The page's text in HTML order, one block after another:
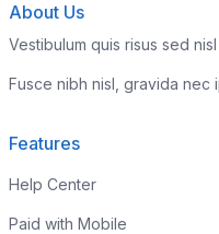
About Us
Vestibulum quis risus sed
Fusce nibh nisl, gravida nec
Features
Help Center
Paid with Mobile